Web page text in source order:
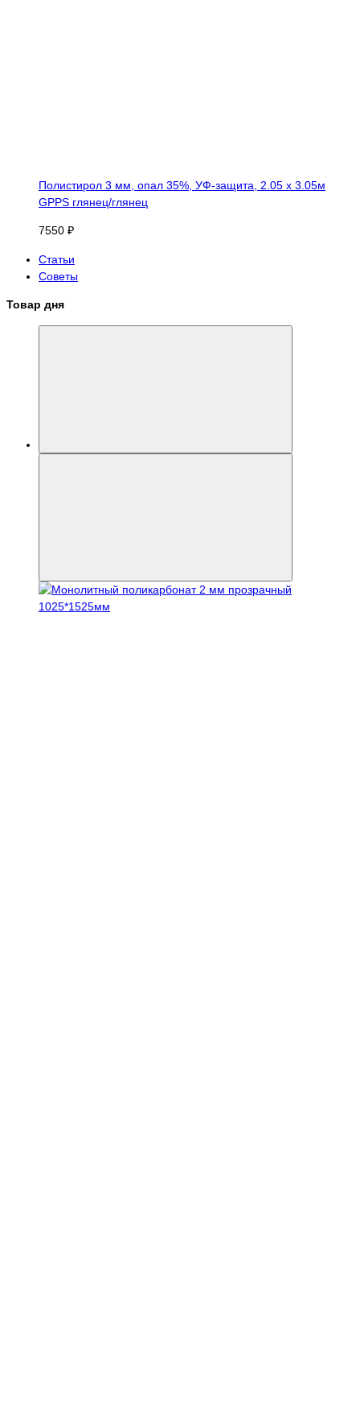
Полистирол 3 мм, опал 35%, УФ-защита, 2.05 х 3.05м
GPPS глянец/глянец
7550 ₽
Статьи
Советы
Товар дня